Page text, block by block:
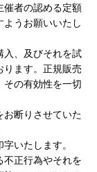
催者の認める定額
ようお願いいたし
、及びそれを試
ります。正規販売
その有効性を一切
断りさせていた
いたします。
不正行為やそれを